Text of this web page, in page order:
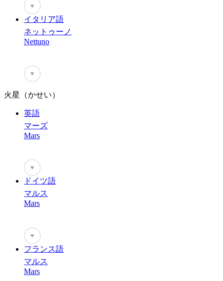
♥
イタリア語
ネットゥーノ
Nettuno
♥
火星（かせい）
英語
マーズ
Mars
♥
ドイツ語
マルス
Mars
♥
フランス語
マルス
Mars